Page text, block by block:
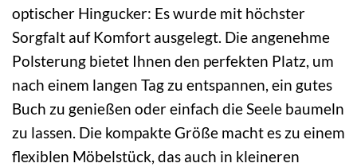
optischer Hingucker: Es wurde mit höchster
Sorgfalt auf Komfort ausgelegt. Die angenehme
Polsterung bietet Ihnen den perfekten Platz, um
nach einem langen Tag zu entspannen, ein gutes
Buch zu genießen oder einfach die Seele baumeln
zu lassen. Die kompakte Größe macht es zu einem
flexiblen Möbelstück, das auch in kleineren